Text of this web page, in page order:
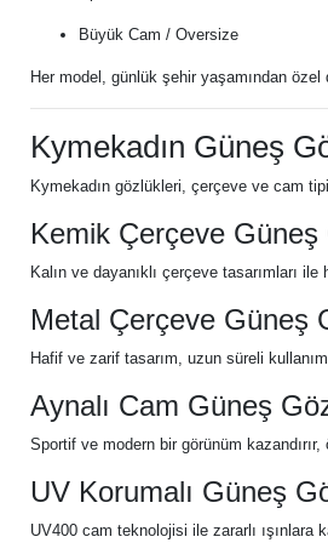
Büyük Cam / Oversize
Her model, günlük şehir yaşamından
Kymekadın Güneş
Kymekadın gözlükleri, çerçeve ve cam
Kemik Çerçeve Güneş
Kalın ve dayanıklı çerçeve tasarımları
Metal Çerçeve Güneş
Hafif ve zarif tasarım, uzun süreli
Aynalı Cam Güneş
Sportif ve modern bir görünüm
UV Korumalı Güneş
UV400 cam teknolojisi ile zararlı ışınlara